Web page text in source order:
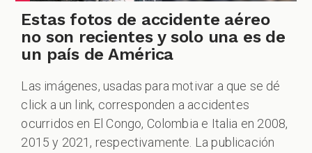
Estas fotos de accidente aéreo
no son recientes y solo una es de
un país de América
Las imágenes, usadas para motivar a que se dé
click a un link, corresponden a accidentes
ocurridos en El Congo, Colombia e Italia en 2008,
2015 y 2021, respectivamente. La publicación